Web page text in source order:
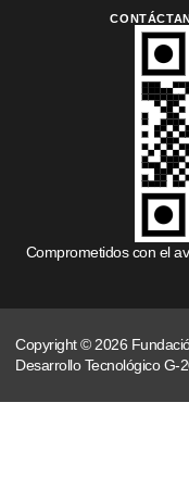
Comprometidos con el
Copyright © 2026
Desarrollo Tecnológico G-